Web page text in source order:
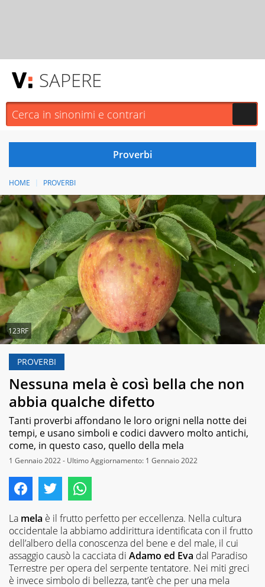
SAPERE
HOME PROVERBI
123RF
PROVERBI
Nessuna mela è così bella che non
abbia qualche difetto
Tanti proverbi affondano le loro origni nella notte dei
tempi, e usano simboli e codici davvero molto antichi,
come, in questo caso, quello della mela
1 Gennaio 2022 - Ultimo Aggiornamento: 1 Gennaio 2022
La mela è il frutto perfetto per eccellenza. Nella cultura
occidentale la abbiamo addirittura identificata con il frutto
dell’albero della conoscenza del bene e del male, il cui
assaggio causò la cacciata di Adamo ed Eva dal Paradiso
Terrestre per opera del serpente tentatore. Nei miti greci
è invece simbolo di bellezza, tant’è che per una mela